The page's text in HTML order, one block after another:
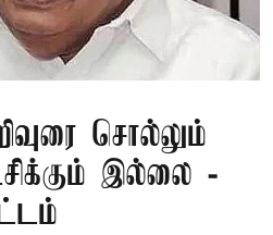
சொல்லும்
இல்லை -